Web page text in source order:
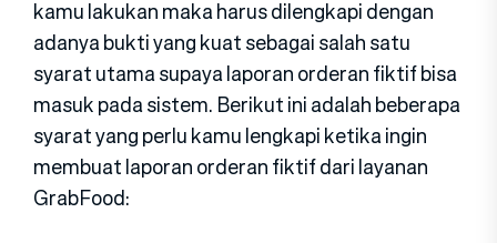
kamu lakukan maka harus dilengkapi dengan
adanya bukti yang kuat sebagai salah satu
syarat utama supaya laporan orderan fiktif bisa
masuk pada sistem. Berikut ini adalah beberapa
syarat yang perlu kamu lengkapi ketika ingin
membuat laporan orderan fiktif dari layanan
GrabFood: